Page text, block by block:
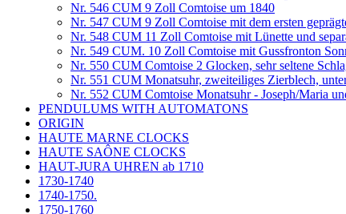
Nr. 546 CUM 9 Zoll Comtoise um 1840
Nr. 547 CUM 9 Zoll Comtoise mit dem ersten
Nr. 548 CUM 11 Zoll Comtoise mit Lünette und
Nr. 549 CUM. 10 Zoll Comtoise mit Gussfronton
Nr. 550 CUM Comtoise 2 Glocken, sehr seltene
Nr. 551 CUM Monatsuhr, zweiteiliges Zierblech,
Nr. 552 CUM Comtoise Monatsuhr - Joseph/Maria
PENDULUMS WITH AUTOMATONS
ORIGIN
HAUTE MARNE CLOCKS
HAUTE SAÔNE CLOCKS
HAUT-JURA UHREN ab 1710
1730-1740
1740-1750.
1750-1760